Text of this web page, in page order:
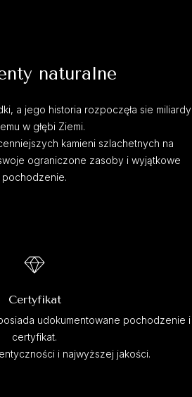
naturalne
a jego historia rozpoczęła sie miliardy
w głębi Ziemi.
kamieni szlachetnych na
ograniczone zasoby i wyjątkowe
pochodzenie.
Certyfikat
udokumentowane pochodzenie i
certyfikat.
i najwyższej jakości.